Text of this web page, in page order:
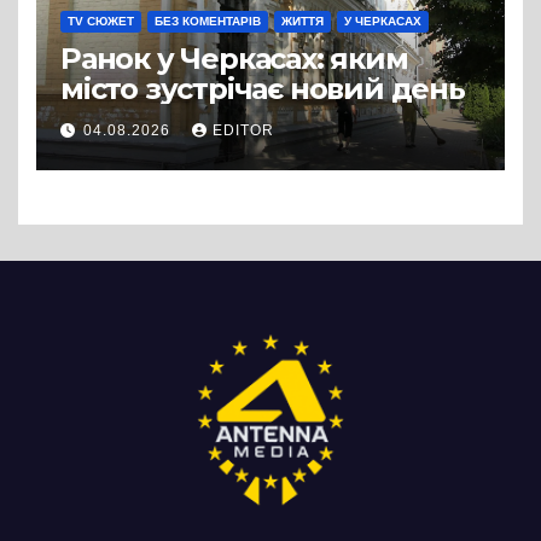
TV СЮЖЕТ БЕЗ КОМЕНТАРІВ ЖИТТЯ У ЧЕРКАСАХ
Ранок у Черкасах: яким
місто зустрічає новий день
04.08.2026 EDITOR